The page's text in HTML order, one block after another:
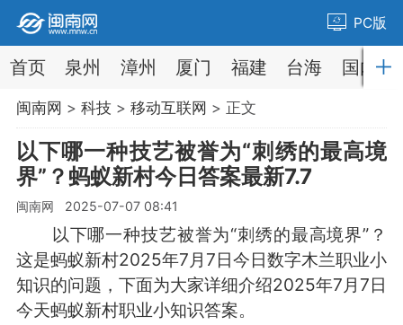
PC版
首页 泉州 漳州 厦门 福建 台海 国内
闽南网 > 科技 > 移动互联网 > 正文
以下哪一种技艺被誉为“刺绣的最高境
界”？蚂蚁新村今日答案最新7.7
闽南网 2025-07-07 08:41
以下哪一种技艺被誉为“刺绣的最高境界”？
这是蚂蚁新村2025年7月7日今日数字木兰职业小
知识的问题，下面为大家详细介绍2025年7月7日
今天蚂蚁新村职业小知识答案。